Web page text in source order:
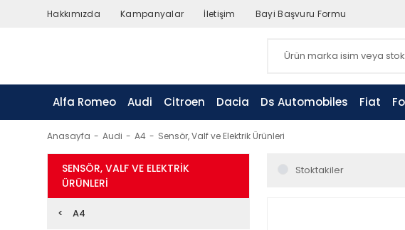
Hakkımızda Kampanyalar İletişim Bayi Başvuru Formu
Alfa Romeo Audi Citroen Dacia Ds Automobiles Fiat
Anasayfa Audi A4 Sensör, Valf ve Elektrik Ürünleri
SENSÖR, VALF VE ELEKTRIK
ÜRÜNLERI
A4
Stoktakiler